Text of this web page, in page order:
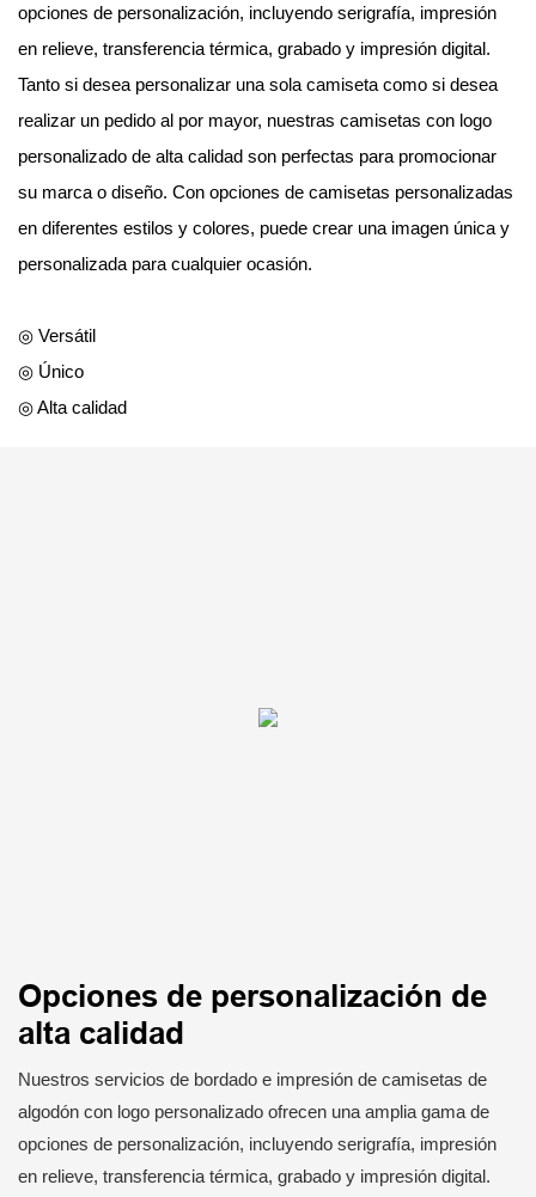
opciones de personalización, incluyendo serigrafía, impresión
en relieve, transferencia térmica, grabado y impresión digital.
Tanto si desea personalizar una sola camiseta como si desea
realizar un pedido al por mayor, nuestras camisetas con logo
personalizado de alta calidad son perfectas para promocionar
su marca o diseño. Con opciones de camisetas personalizadas
en diferentes estilos y colores, puede crear una imagen única y
personalizada para cualquier ocasión.
◎ Versátil
◎ Único
◎ Alta calidad
Opciones de personalización de
alta calidad
Nuestros servicios de bordado e impresión de camisetas de
algodón con logo personalizado ofrecen una amplia gama de
opciones de personalización, incluyendo serigrafía, impresión
en relieve, transferencia térmica, grabado y impresión digital.